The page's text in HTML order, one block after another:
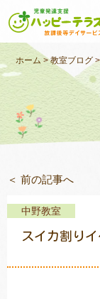
私たち
未就学
小学生
支援事
教室一
ホーム >教室ブログ
＜ 前の記事へ
中野教室
スイカ割り